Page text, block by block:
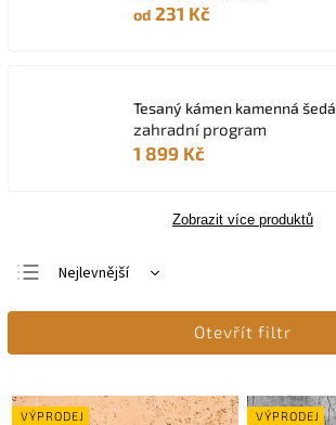
od 231 Kč
Tesaný kámen kamenná šedá
zahradní program
1 899 Kč
Zobrazit více produktů
Doporučujeme
Nejlevnější
Abecedně
Otevřít filtr
VÝPRODEJ VÝPRODEJ